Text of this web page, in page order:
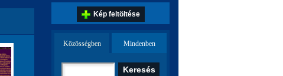
Kép feltöltése
Közösségben Mindenben